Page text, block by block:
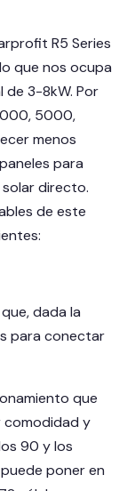
R5 Series
que nos ocupa
de 3-8kW. Por
5000,
menos
para
directo.
de este
dada la
para conectar
que
comodidad y
90 y los
poner en